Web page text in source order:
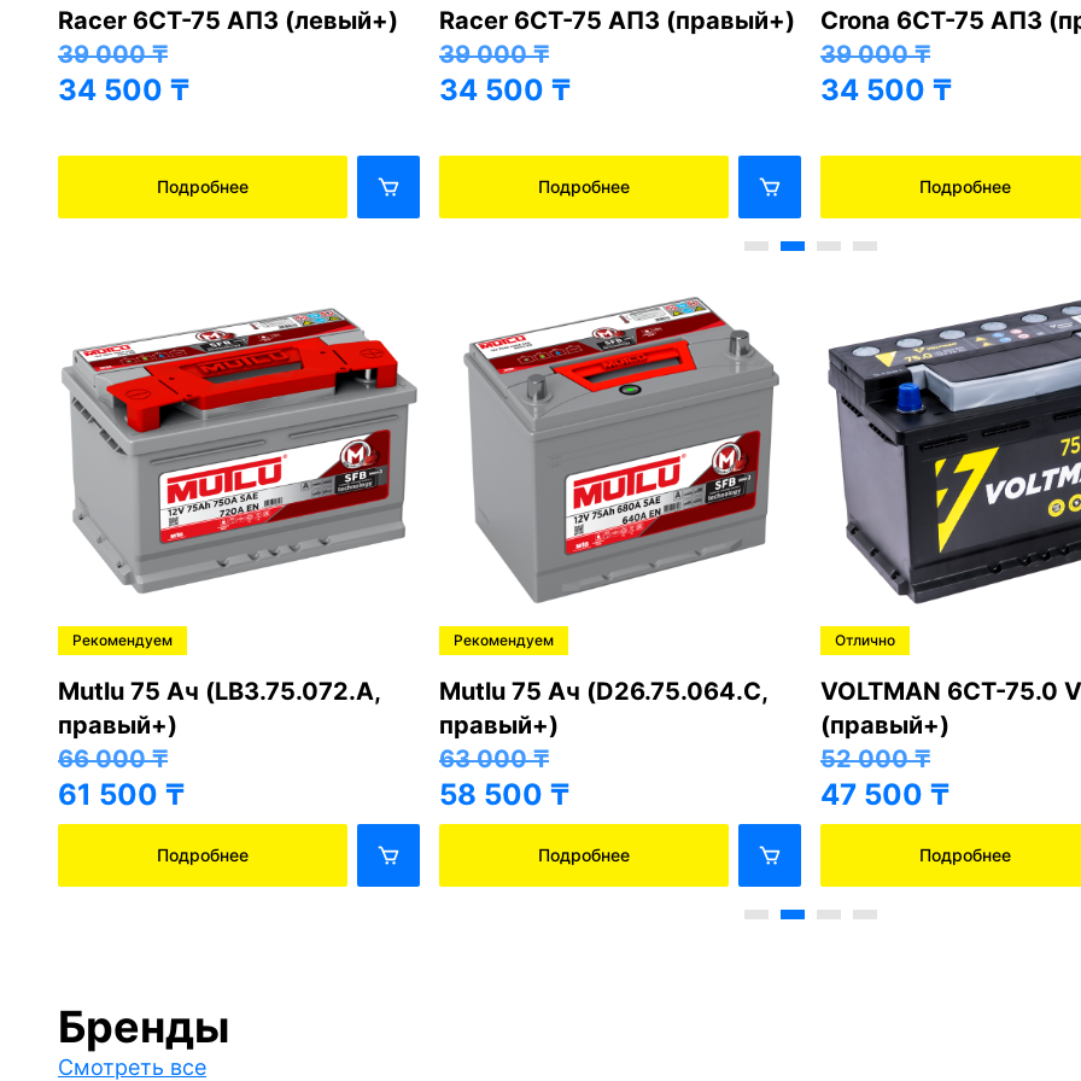
Racer 6СТ-75 АПЗ (левый+)
39 000₸
34 500 ₸
Подробнее
Racer 6СТ-75 АПЗ (правый+)
39 000₸
34 500 ₸
Подробнее
Crona 6СТ-75 АПЗ
39 000₸
34 500 ₸
Подробнее
Рекомендуем
Mutlu 75 Ач (LB3.75.072.A,
правый+)
66 000₸
61 500 ₸
Подробнее
Рекомендуем
Mutlu 75 Ач (D26.75.064.C,
правый+)
63 000₸
58 500 ₸
Подробнее
Отлично
VOLTMAN 6CT-75.0
(правый+)
52 000₸
47 500 ₸
Подробнее
Бренды
Смотреть все